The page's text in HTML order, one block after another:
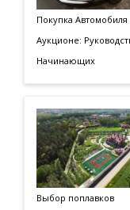
Покупка Автомобиля
Аукционе:
Начинающих
Выбор поплавков